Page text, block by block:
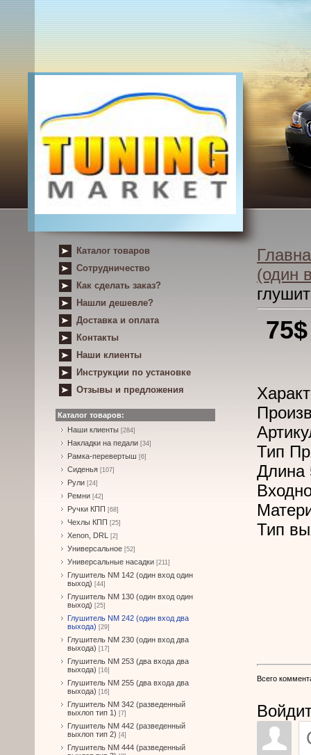
Каталог товаров
Сотрудничество
Как сделать заказ?
Нашли дешевле?
Доставка и оплата
Контакты
Наши клиенты
Инструкции по установке
Отзывы и предложения
Каталог товаров:
Наши клиенты [284]
Накладки на педали [34]
Рамка-перевертыш [6]
Сиденья [107]
Рули [24]
Ремни [42]
Ручки КПП [68]
Чехлы КПП [25]
Xenon, DRL [2]
Универсальное [52]
Универсальные насадки [211]
Глушитель NM 142 (один вход один
выход) [44]
Глушитель NM 130 (один вход один
выход) [25]
Глушитель NM 242 (один вход два
выхода) [29]
Глушитель NM 230 (один вход два
выхода) [17]
Глушитель NM 253 (два входа два
выхода) [16]
Глушитель NM 255 (два входа два
выхода) [16]
Глушитель NM 342 (разведенный
выхлоп тип 1) [7]
Глушитель NM 442 (разведенный
выхлоп тип 2) [4]
Глушитель NM 444 (разведенный
(один
Тип
Длина
Тип
Всего